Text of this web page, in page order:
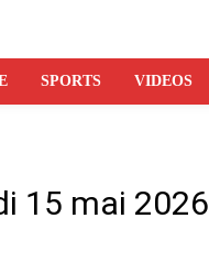
SPORTS VIDEOS
15 mai 2026